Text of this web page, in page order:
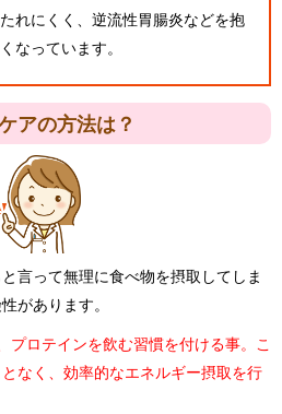
れにくく、逆流性胃腸炎などを抱
なっています。
アの方法は？
言って無理に食べ物を摂取してしま
があります。
プロテインを飲む習慣を付ける事。こ
なく、効率的なエネルギー摂取を行